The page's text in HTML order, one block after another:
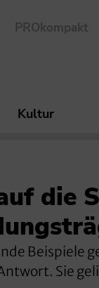
PROkompakt
Kultur
die
Beispiele
Sie